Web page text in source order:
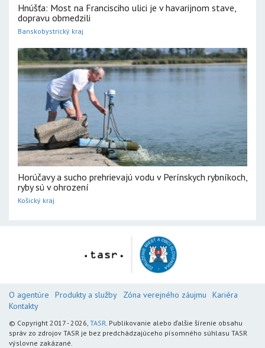
Hnúšťa: Most na Francisciho ulici je v havarijnom stave,
dopravu obmedzili
Banskobystrický kraj
Horúčavy a sucho prehrievajú vodu v Perínskych rybníkoch,
ryby sú v ohrození
Košický kraj
O agentúre Produkty a služby Zóna verejného záujmu
Kariéra
Kontakty
© Copyright 2017 - 2026, TASR. Publikovanie alebo ďalšie šírenie obsahu
správ zo zdrojov TASR je bez predchádzajúceho písomného súhlasu TASR
výslovne zakázané.